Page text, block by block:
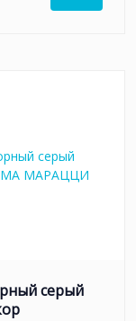
серый